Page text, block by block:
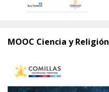
MOOC Ciencia y Religión